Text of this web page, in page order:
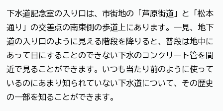
下水道記念室の入り口は、市街地の「芦原街道」と「松本
通り」の交差点の南東側の歩道上にあります。一見、地下
道の入り口のように見える階段を降りると、普段は地中に
あって目にすることのできない下水のコンクリート管を間
近で見ることができます。いつも当たり前のように使って
いるのにあまり知られていない下水道について、その歴史
の一部を知ることができます。